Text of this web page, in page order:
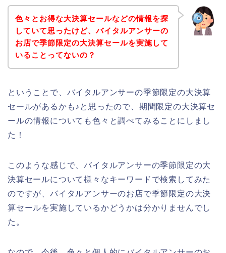
色々とお得な大決算セールなどの情報を探
していて思ったけど、バイタルアンサーの
お店で季節限定の大決算セールを実施して
いることってないの？
ということで、バイタルアンサーの季節限定の大決算
セールがあるかも♪と思ったので、期間限定の大決算セ
ールの情報についても色々と調べてみることにしまし
た！
このような感じで、バイタルアンサーの季節限定の大
決算セールについて様々なキーワードで検索してみた
のですが、バイタルアンサーのお店で季節限定の大決
算セールを実施しているかどうかは分かりませんでし
た。